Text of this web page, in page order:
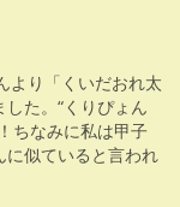
より「くいだおれ太
た。“くりぴょん
ちなみに私は甲子
に似ていると言われ